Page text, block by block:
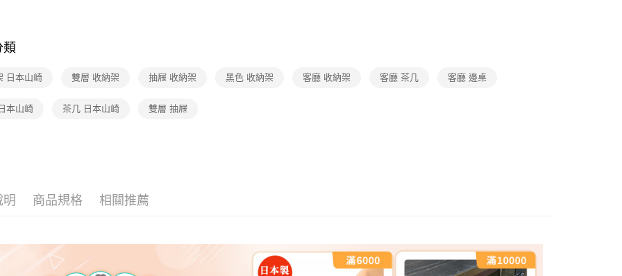
類
日本山崎 雙層 收納架 抽屜 收納架 黑色 收納架 客廳 收納架 客廳 茶几 客廳 邊桌
本山崎 茶几 日本山崎 雙層 抽屜
明 商品規格 相關推薦